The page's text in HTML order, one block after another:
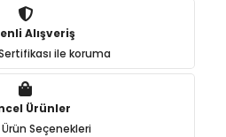
Alışveriş
ile koruma
Ürünler
Seçenekleri